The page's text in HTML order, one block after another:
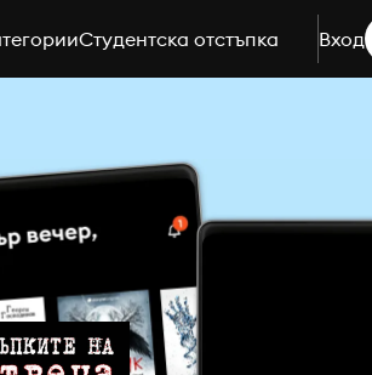
Студентска отстъпка Вход